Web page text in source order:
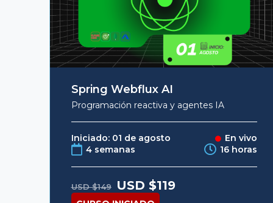
Spring Webflux AI
Programación reactiva y agentes IA
Iniciado: 01 de agosto
En vivo
4 semanas
16 horas
USD $149 Original
price
was:
USD $119Current
price